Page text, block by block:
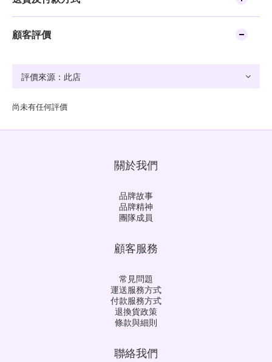
顧客評價
尚未有任何評價
關於我們
品牌故事
品牌精神
團隊成員
顧客服務
常見問題
運送服務方式
付款服務方式
退換貨政策
條款與細則
聯絡我們